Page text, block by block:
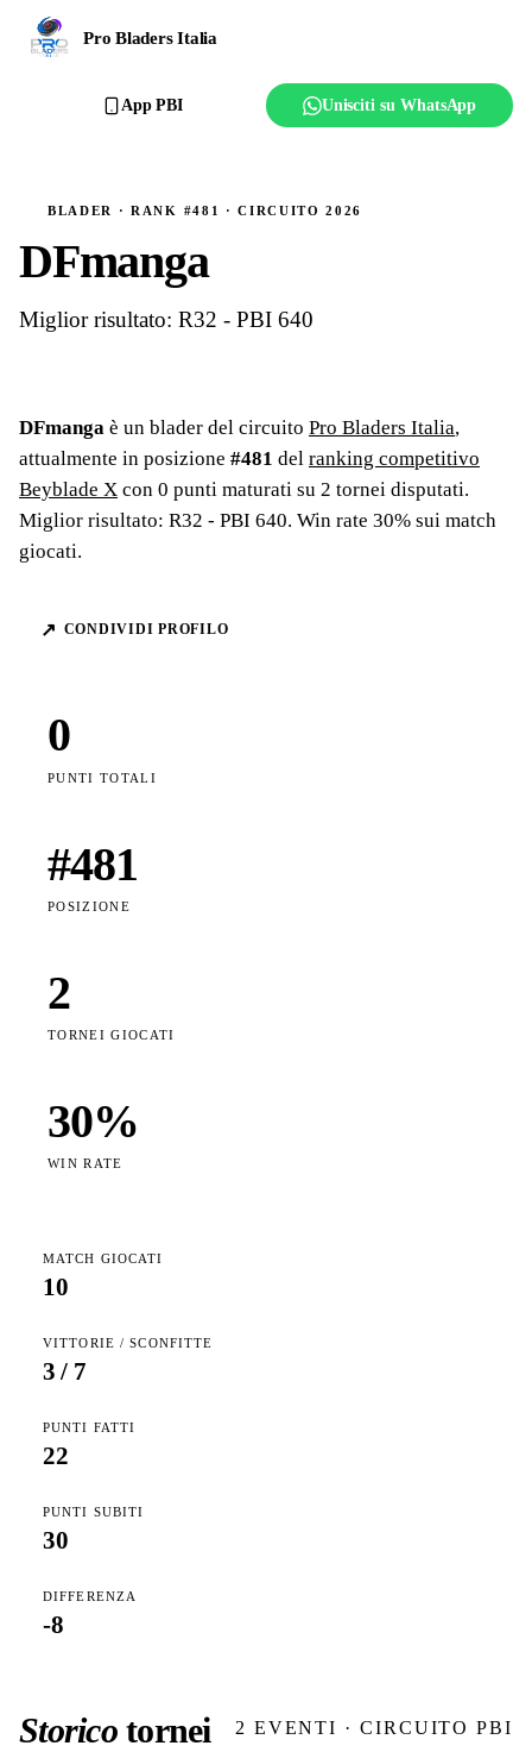
Pro Bladers Italia
Ranking
Regolamento
App PBI Unisciti su WhatsApp
BLADER · RANK #481 · CIRCUITO 2026
DFmanga
Miglior risultato: R32 - PBI 640
DFmanga è un blader del circuito Pro Bladers Italia,
attualmente in posizione #481 del ranking competitivo
Beyblade X con 0 punti maturati su 2 tornei disputati.
Miglior risultato: R32 - PBI 640. Win rate 30% sui match
giocati.
↗ CONDIVIDI PROFILO
0
PUNTI TOTALI
#481
POSIZIONE
2
TORNEI GIOCATI
30%
WIN RATE
MATCH GIOCATI
10
VITTORIE / SCONFITTE
3 / 7
PUNTI FATTI
22
PUNTI SUBITI
30
DIFFERENZA
-8
Storicotornei 2 EVENTI · CIRCUITO PBI